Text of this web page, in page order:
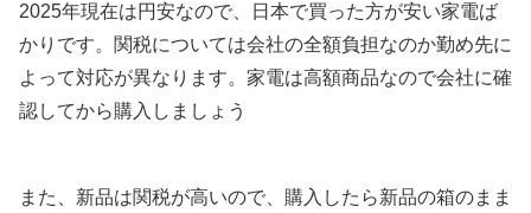
2025年現在は円安なので、日本で買った方が安い家電ば
かりです。関税については会社の全額負担なのか勤め先に
よって対応が異なります。家電は高額商品なので会社に確
認してから購入しましょう
また、新品は関税が高いので、購入したら新品の箱のまま